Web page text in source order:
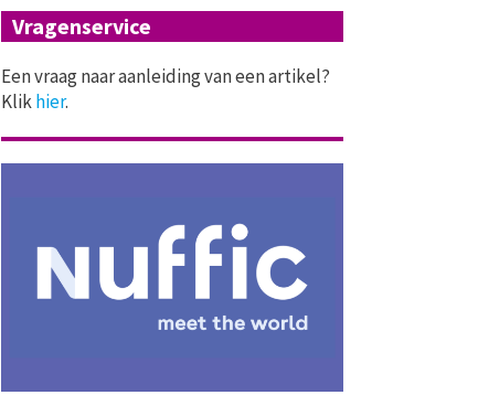
Vragenservice
Een vraag naar aanleiding van een artikel?
Klikhier.